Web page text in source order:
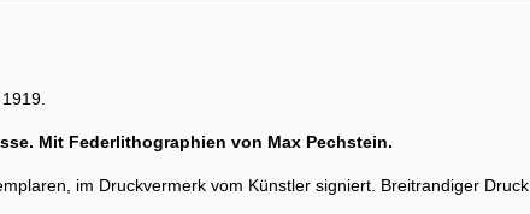
Mit Federlithographien von Max Pechstein.
im Druckvermerk vom Künstler signiert. Breitrandiger Druck